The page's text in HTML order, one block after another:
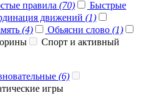
правила (70)
Быстрые
движений (1)
(4) Обьясни слово (1)
Спорт и активный
(6)
игры